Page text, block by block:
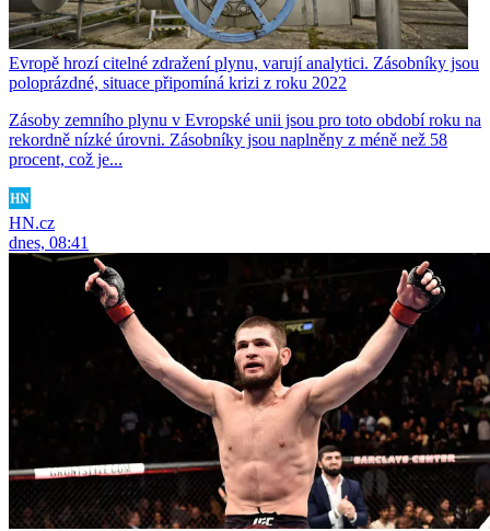
Evropě hrozí citelné zdražení plynu, varují analytici. Zásobníky jsou
poloprázdné, situace připomíná krizi z roku 2022
Zásoby zemního plynu v Evropské unii jsou pro toto období roku na
rekordně nízké úrovni. Zásobníky jsou naplněny z méně než 58
procent, což je...
HN.cz
dnes, 08:41